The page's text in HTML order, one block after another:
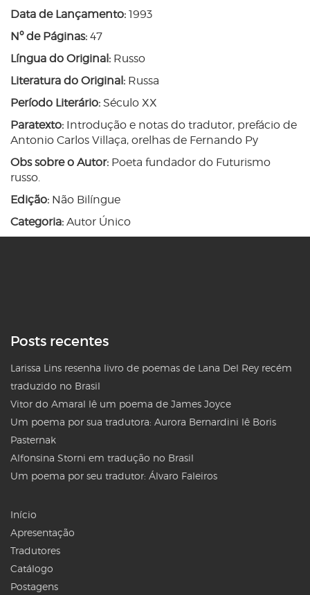
Data de Lançamento: 1993
Nº de Páginas: 47
Língua do Original: Russo
Literatura do Original: Russa
Período Literário: Século XX
Paratexto: Introdução e notas do tradutor, prefácio de
Antonio Carlos Villaça, orelhas de Fernando Py
Obs sobre o Autor: Poeta fundador do Futurismo
russo.
Edição: Não Bilíngue
Categoria: Autor Único
Posts recentes
Larissa Lins resenha livro de poemas de Lana Del Rey recém
traduzido no Brasil
Vitor do Amaral lê um poema de James Joyce
Um poema por sua tradutora: Aurora Bernardini lê Boris
Pasternak
Alfonsina Storni em tradução no Brasil
Um poema por seu tradutor: Álvaro Faleiros
Início
Apresentação
Tradutores
Catálogo
Postagens